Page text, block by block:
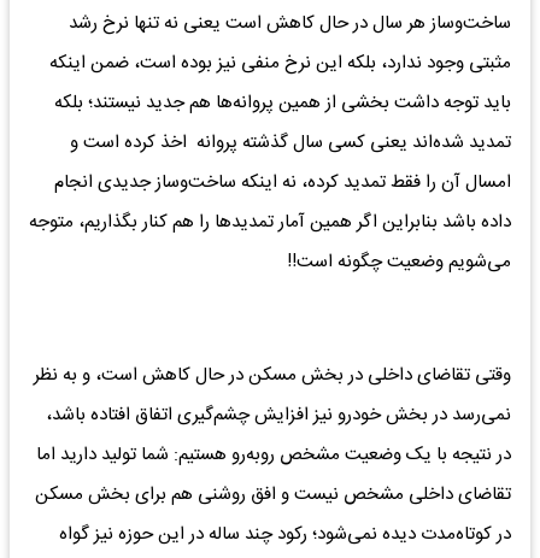
ساخت‌وساز هر سال در حال کاهش است یعنی نه تنها نرخ رشد
مثبتی وجود ندارد، بلکه این نرخ منفی نیز بوده است، ضمن اینکه
باید توجه داشت بخشی از همین پروانه‌ها هم جدید نیستند؛ بلکه
تمدید شده‌اند یعنی کسی سال گذشته پروانه اخذ کرده است و
امسال آن را فقط تمدید کرده، نه اینکه ساخت‌وساز جدیدی انجام
داده باشد بنابراین اگر همین آمار تمدیدها را هم کنار بگذاریم، متوجه
می‌شویم وضعیت چگونه است!!
وقتی تقاضای داخلی در بخش مسکن در حال کاهش است، و به نظر
نمی‌رسد در بخش خودرو نیز افزایش چشم‌گیری اتفاق افتاده باشد،
در نتیجه با یک وضعیت مشخص روبه‌رو هستیم: شما تولید دارید اما
تقاضای داخلی مشخص نیست و افق روشنی هم برای بخش مسکن
در کوتاه‌مدت دیده نمی‌شود؛ رکود چند ساله در این حوزه نیز گواه